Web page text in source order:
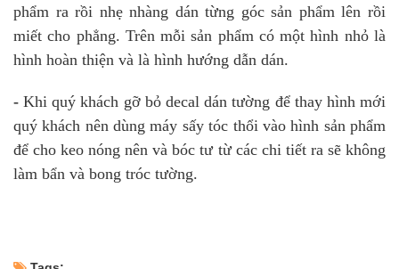
phẩm ra rồi nhẹ nhàng dán từng góc sản phẩm lên rồi
miết cho phẳng. Trên mỗi sản phẩm có một hình nhỏ là
hình hoàn thiện và là hình hướng dẫn dán.
- Khi quý khách gỡ bỏ decal dán tường để thay hình mới
quý khách nên dùng máy sấy tóc thổi vào hình sản phẩm
để cho keo nóng nên và bóc tư từ các chi tiết ra sẽ không
làm bẩn và bong tróc tường.